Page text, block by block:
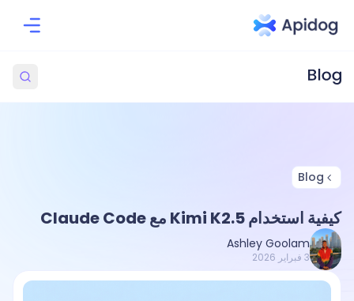
Blog
كيفية استخدام Kimi K2.5 مع Claude Code
Ashley Goolam
3 فبراير 2026